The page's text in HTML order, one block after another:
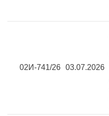
02И-741/26 03.07.2026